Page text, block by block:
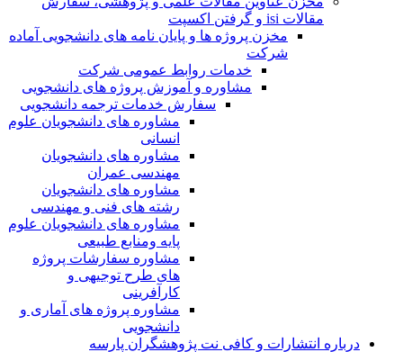
مقالات isi و گرفتن اکسپت
مخزن پروژه ها و پایان نامه های دانشجویی آماده
شرکت
خدمات روابط عمومی شرکت
مشاوره و آموزش پروژه های دانشجویی
سفارش خدمات ترجمه دانشجویی
مشاوره های دانشجویان علوم
انسانی
مشاوره های دانشجویان
مهندسی عمران
مشاوره های دانشجویان
رشته های فنی و مهندسی
مشاوره های دانشجویان علوم
پایه ومنابع طبیعی
مشاوره سفارشات پروژه
های طرح توجیهی و
کارآفرینی
مشاوره پروژه های آماری و
دانشجویی
درباره انتشارات و کافی نت پژوهشگران پارسه